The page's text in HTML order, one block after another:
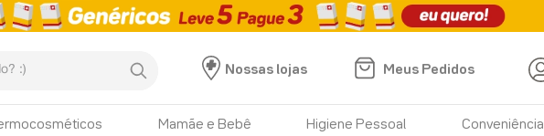
Nossas lojas
Meus Pedidos
Mamãe e Bebê Higiene Pessoal Conveniência